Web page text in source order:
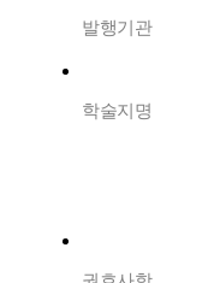
발행기관
학술지명